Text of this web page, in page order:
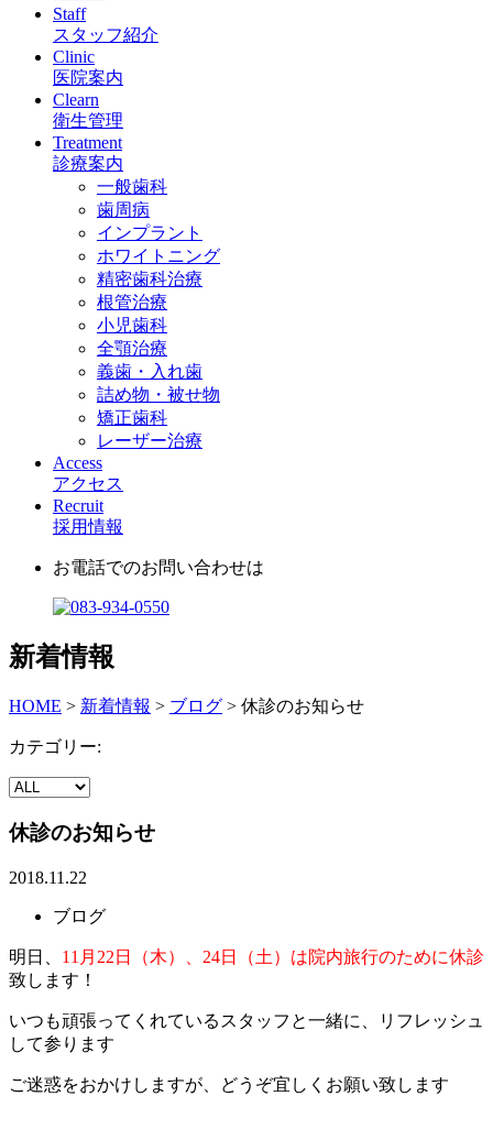
Staff
スタッフ紹介
Clinic
医院案内
Clearn
衛生管理
Treatment
診療案内
一般歯科
歯周病
インプラント
ホワイトニング
精密歯科治療
根管治療
小児歯科
全顎治療
義歯・入れ歯
詰め物・被せ物
矯正歯科
レーザー治療
Access
アクセス
Recruit
採用情報
お電話でのお問い合わせは
新着情報
HOME > 新着情報 > ブログ > 休診のお知らせ
カテゴリー:
休診のお知らせ
2018.11.22
ブログ
明日、 11月22日（木）、24日（土）は院内旅行のために休診
致します！
いつも頑張ってくれているスタッフと一緒に、リフレッシュ
して参ります
ご迷惑をおかけしますが、どうぞ宜しくお願い致します